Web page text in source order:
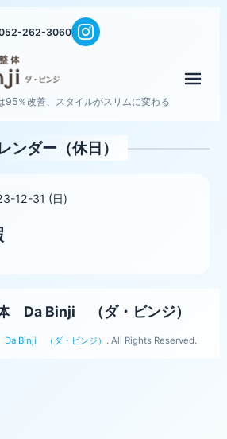
262-3060
95％改善、スタイルがスリムに変わる
ンダー（休日）
12-31 (日)
Da Binji （ダ・ビンジ）
Binji （ダ・ビンジ） . All Rights Reserved.